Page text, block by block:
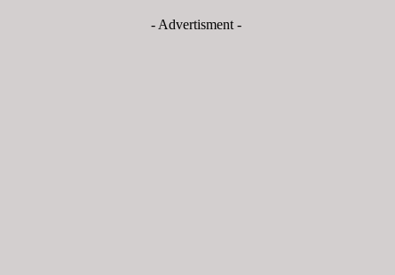
- Advertisment -